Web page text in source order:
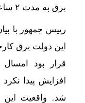
برق به مدت ۲ ساعت در روز را اعلام کنیم.
رییس جمهور با
این دولت برق
قرار بود امسال
افزایش پیدا
شد. واقعیت این